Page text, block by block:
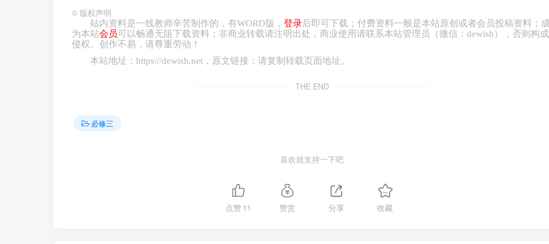
领导阶
级
资产阶级 无产阶级
建立资本主义社会和资产阶级专政的国家
失败或
被窃取，并未完成反帝反封建的革命任务
华人民共和国，革命取得胜利
© 版权声明
站内资料是一线教师辛苦制作的，有WORD版， 登录后即可下载；付费资料一般是本站原创或者会员投稿资料；
为本站会员可以畅通无阻下载资料；非商业转载请注明出处，商业使用请联系本站管理员（微信： dewish ），否则构成
侵权。创作不易，请尊重劳动！
本站地址： https://dewish.net ，原文链接：请复制转载页面地址。
THE END
必修三
喜欢就支持一下吧
点赞11 赞赏 分享 收藏